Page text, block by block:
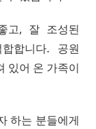
고, 잘 조성된
합니다. 공원
있어 온 가족이
하는 분들에게